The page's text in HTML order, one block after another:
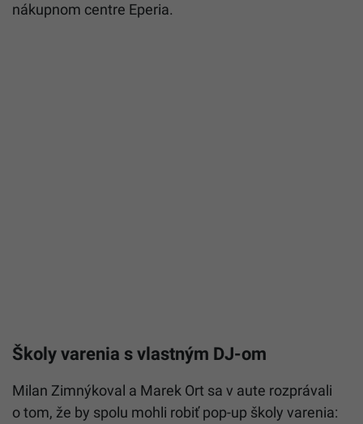
nákupnom centre Eperia.
Školy varenia s vlastným DJ-om
Milan Zimnýkoval a Marek Ort sa v aute rozprávali
o tom, že by spolu mohli robiť pop-up školy varenia: